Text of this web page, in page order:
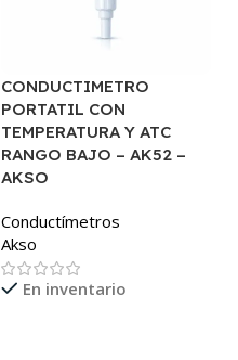
CONDUCTIMETRO
PORTATIL CON
TEMPERATURA Y ATC
RANGO BAJO – AK52 –
AKSO
Conductímetros
Akso
En inventario